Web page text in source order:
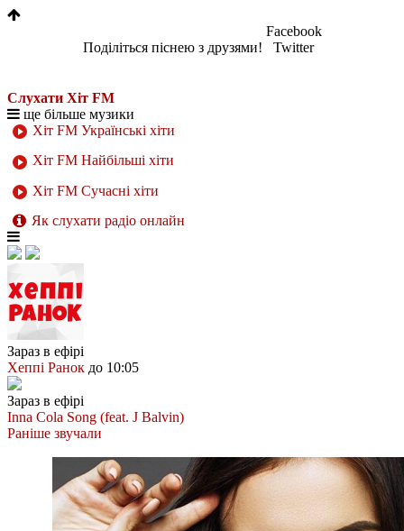
Поділіться піснею з друзями!
Facebook
Twitter
Слухати Хіт FM
ще більше музики
Хіт FM Українські хіти
Хіт FM Найбільші хіти
Хіт FM Сучасні хіти
Як слухати радіо онлайн
Зараз в ефірі
Хеппі Ранок до 10:05
Зараз в ефірі
Inna Cola Song (feat. J Balvin)
Раніше звучали